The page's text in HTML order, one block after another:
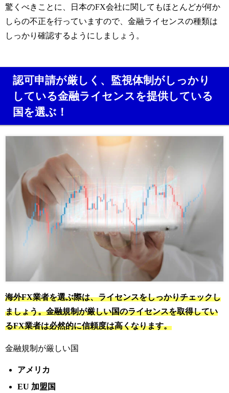
驚くべきことに、日本のFX会社に関してもほとんどが何か
しらの不正を行っていますので、金融ライセンスの種類は
しっかり確認するようにしましょう。
認可申請が厳しく、監視体制がしっかり
している金融ライセンスを提供している
国を選ぶ！
海外FX業者を選ぶ際は、ライセンスをしっかりチェックし
ましょう。金融規制が厳しい国のライセンスを取得してい
るFX業者は必然的に信頼度は高くなります。
金融規制が厳しい国
アメリカ
EU 加盟国